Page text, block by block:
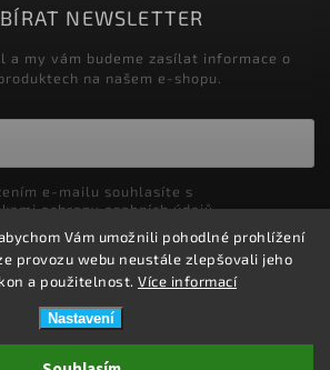
Vám umožnili pohodlné prohlížení
provozu webu neustále zlepšovali jeho
a použitelnost. Více informací
Nastavení
NEWSLETTER
a my vám budeme zasílat informace o
na našem e-shopu.
ochrany osobních údajů
Přihlásit se
POTŘEBY DRDLOVÁ